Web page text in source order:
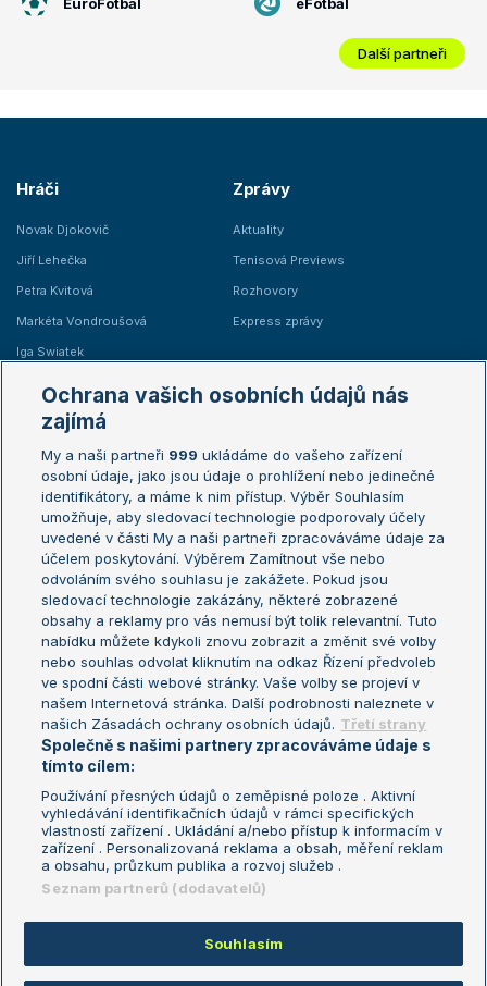
Další partneři
Hráči
Novak Djokovič
Jiří Lehečka
Petra Kvitová
Markéta Vondroušová
Iga Swiatek
Zprávy
Aktuality
Tenisová Previews
Rozhovory
Express zprávy
Žebříčky
Žebříček ATP (muži)
Žebříček WTA (ženy)
Sázkařský žebříček
Australian Open
French Open
Wimbledon
US Open
Turnaj mistrů
Turnaj mistryň
Aktualní trendy
Fotbalové přestupy
Livesport Daily
LS Prague Open
Podmínky užití
Nastavení soukromí
GDPR a žurnalistika
Reklama
Kontakt
Informace o zpracování osobních
údajů
Copyright © 2008-2026 TenisPortal.cz. Využíváme zpravodajství ČTK.
Ochrana vašich osobních údajů nás
zajímá
My a naši partneři 999 ukládáme do vašeho zařízení
osobní údaje, jako jsou údaje o prohlížení nebo jedinečné
identifikátory, a máme k nim přístup. Výběr Souhlasím
umožňuje, aby sledovací technologie podporovaly účely
uvedené v části My a naši partneři zpracováváme údaje za
účelem poskytování. Výběrem Zamítnout vše nebo
odvoláním svého souhlasu je zakážete. Pokud jsou
sledovací technologie zakázány, některé zobrazené
obsahy a reklamy pro vás nemusí být tolik relevantní. Tuto
nabídku můžete kdykoli znovu zobrazit a změnit své volby
nebo souhlas odvolat kliknutím na odkaz Řízení předvoleb
ve spodní části webové stránky. Vaše volby se projeví v
našem Internetová stránka. Další podrobnosti naleznete v
našich Zásadách ochrany osobních údajů. Třetí strany
Společně s našimi partnery zpracováváme údaje s
tímto cílem:
Používání přesných údajů o zeměpisné poloze . Aktivní
vyhledávání identifikačních údajů v rámci specifických
vlastností zařízení . Ukládání a/nebo přístup k informacím v
zařízení . Personalizovaná reklama a obsah, měření reklam
a obsahu, průzkum publika a rozvoj služeb .
Seznam partnerů (dodavatelů)
Souhlasím